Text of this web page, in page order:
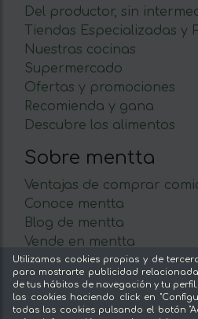
Del productor, sin
Tiendas Especializadas y
Nuestras cocinas
Supermercado
Ofertas y promociones
Recomienda y gana
Descubre los alimentos
Sobre mentta
Ventajas de comprar
Conoce mentta
Blog de mentta
Vende en mentta
Fidelización
Preguntas frecuentes
Legal
Utilizamos cookies propias y de
para mostrarte publicidad
de tus hábitos de navegación y tu
las cookies haciendo click en
todas las cookies pulsando el botón